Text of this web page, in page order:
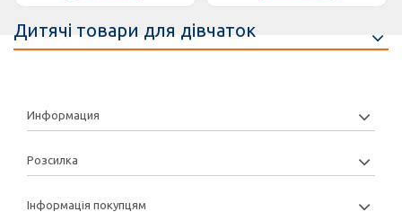
Дитячі товари для дівчаток
Информация
Розсилка
Інформація покупцям